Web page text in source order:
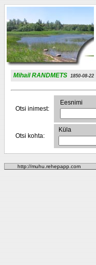
Mihail RANDMETS 1850-08-22
Otsi inimest:
Eesnimi
Otsi kohta:
Küla
http://muhu.rehepapp.com